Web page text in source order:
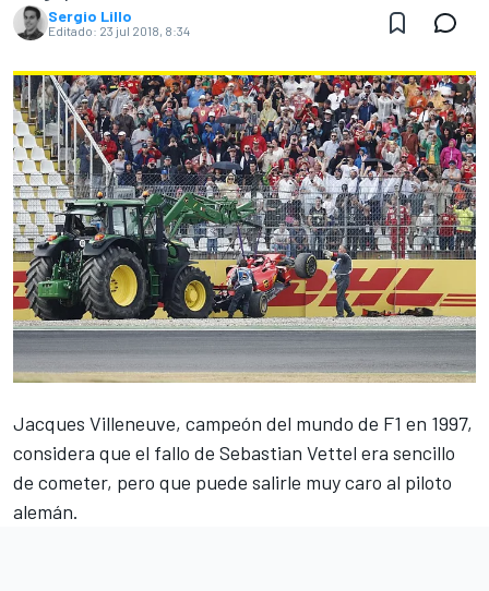
Sergio Lillo
Editado: 23 jul 2018, 8:34
Jacques Villeneuve, campeón del mundo de F1 en 1997,
considera que el fallo de Sebastian Vettel era sencillo
de cometer, pero que puede salirle muy caro al piloto
alemán.